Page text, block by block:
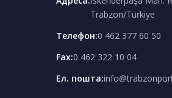
Trabzon/Türkiye
Телефон:0 462 377 60 50
Fax:0 462 322 10 04
Ел. пошта: